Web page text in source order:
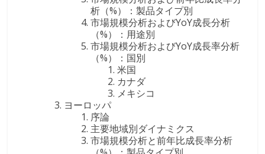
析（%）：製品タイプ別
市場規模分析およびYoY成長分析
（%）：用途別
市場規模分析およびYoY成長率分析
（%）：国別
米国
カナダ
メキシコ
ヨーロッパ
序論
主要地域別ダイナミクス
市場規模分析と前年比成長率分析